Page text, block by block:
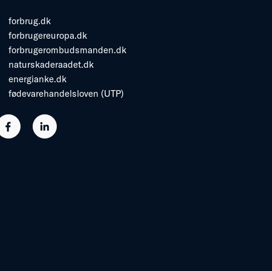
forbrug.dk
forbrugereuropa.dk
forbrugerombudsmanden.dk
naturskaderaadet.dk
energianke.dk
fødevarehandelsloven (UTP)